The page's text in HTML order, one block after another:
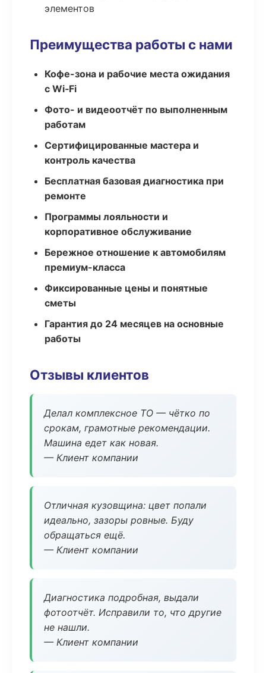
элементов
Преимущества работы с нами
Кофе-зона и рабочие места ожидания
с Wi‑Fi
Фото- и видеоотчёт по выполненным
работам
Сертифицированные мастера и
контроль качества
Бесплатная базовая диагностика при
ремонте
Программы лояльности и
корпоративное обслуживание
Бережное отношение к автомобилям
премиум-класса
Фиксированные цены и понятные
сметы
Гарантия до 24 месяцев на основные
работы
Отзывы клиентов
Делал комплексное ТО — чётко по
срокам, грамотные рекомендации.
Машина едет как новая.
— Клиент компании
Отличная кузовщина: цвет попали
идеально, зазоры ровные. Буду
обращаться ещё.
— Клиент компании
Диагностика подробная, выдали
фотоотчёт. Исправили то, что другие
не нашли.
— Клиент компании